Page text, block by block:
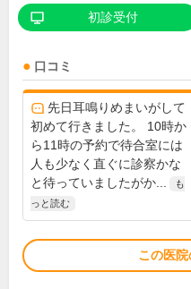
初診受付
口コミ
先日耳鳴りめまいがして
初めて行きました。 10時か
ら11時の予約で待合室には
人も少なく直ぐに診察かな
と待っていましたがか...
も
っと読む
この医